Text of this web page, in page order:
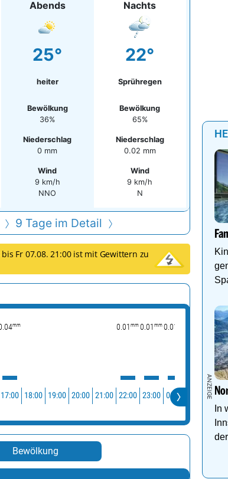
Abends
25°
heiter
Bewölkung
36%
Niederschlag
0 mm
Wind
9 km/h
NNO
Nachts
22°
Sprühregen
Bewölkung
65%
Niederschlag
0.02 mm
Wind
9 km/h
N
9 Tage im Detail
Fr 07.08. 21:00 ist mit Gewittern zu
mm 0.01 mm 0.01 mm 0.01 0.05
17:00 18:00 19:00 20:00 21:00 22:00 23:00 00:00 01:00
Bewölkung
In